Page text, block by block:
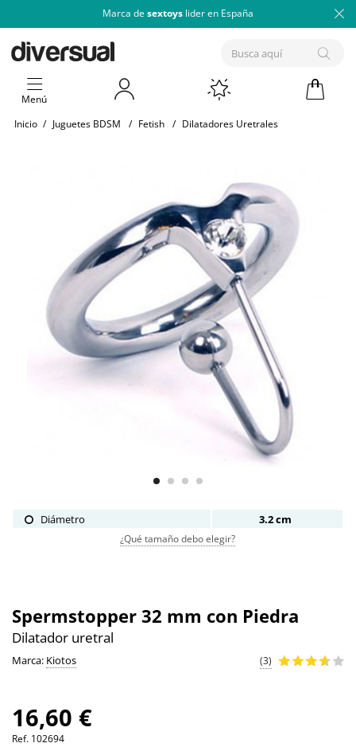
Marca de sextoys lider en España
Menú
Inicio / Juguetes BDSM / Fetish / Dilatadores Uretrales
Diámetro 3.2 cm
¿Qué tamaño debo elegir?
Spermstopper 32 mm con Piedra
Dilatador uretral
Marca: Kiotos (3)
16,60 €
Ref. 102694